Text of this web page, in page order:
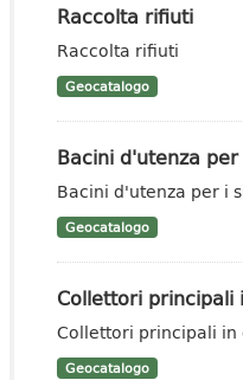
Raccolta rifiuti
Raccolta rifiuti
Geocatalogo
Bacini d'utenza
Bacini d'utenza per i
Geocatalogo
Collettori principali
Collettori principali in
Geocatalogo